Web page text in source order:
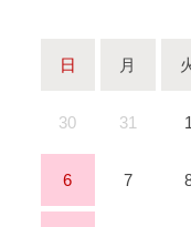
日 月
30 31 1
6 7